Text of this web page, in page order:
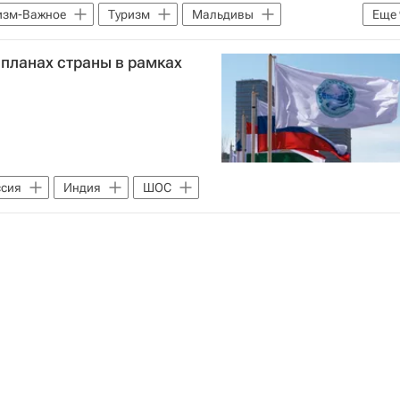
Еще
Важное Туризм
Мальдивы
что посмотреть
Море
Вьетнам ОАЭ куда можно лететь
страны в рамках
Индия ШОС